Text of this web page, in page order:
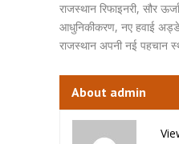
राजस्थान रिफाइनरी, सौर
आधुनिकीकरण, नए हवाई अड्डे
राजस्थान अपनी नई पहचान
About admin